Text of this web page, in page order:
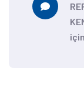
için